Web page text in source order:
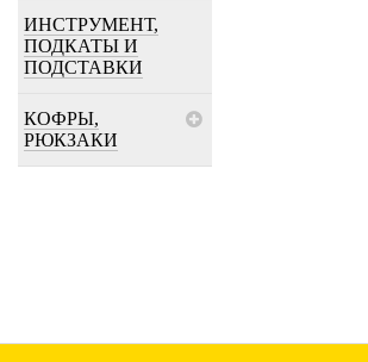
ИНСТРУМЕНТ,
ПОДКАТЫ И
ПОДСТАВКИ
КОФРЫ,
РЮКЗАКИ